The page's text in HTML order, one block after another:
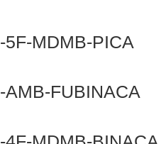
-5F-MDMB-PICA
-AMB-FUBINACA